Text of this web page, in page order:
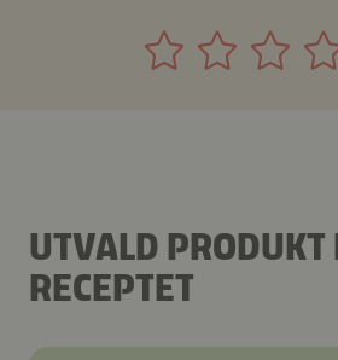
UTVALD PRODUKT
RECEPTET